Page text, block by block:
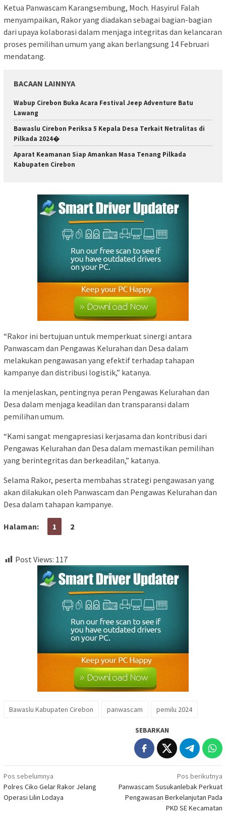
Ketua Panwascam Karangsembung, Moch. Hasyirul Falah
menyampaikan, Rakor yang diadakan sebagai bagian-bagian
dari upaya kolaborasi dalam menjaga integritas dan kelancaran
proses pemilihan umum yang akan berlangsung 14 Februari
mendatang.
BACAAN LAINNYA
Wabup Cirebon Buka Acara Festival Jeep Adventure Batu
Lawang
Bawaslu Cirebon Periksa 5 Kepala Desa Terkait Netralitas di
Pilkada 2024�
Aparat Keamanan Siap Amankan Masa Tenang Pilkada
Kabupaten Cirebon
“Rakor ini bertujuan untuk memperkuat sinergi antara
Panwascam dan Pengawas Kelurahan dan Desa dalam
melakukan pengawasan yang efektif terhadap tahapan
kampanye dan distribusi logistik,” katanya.
Ia menjelaskan, pentingnya peran Pengawas Kelurahan dan
Desa dalam menjaga keadilan dan transparansi dalam
pemilihan umum.
“Kami sangat mengapresiasi kerjasama dan kontribusi dari
Pengawas Kelurahan dan Desa dalam memastikan pemilihan
yang berintegritas dan berkeadilan,” katanya.
Selama Rakor, peserta membahas strategi pengawasan yang
akan dilakukan oleh Panwascam dan Pengawas Kelurahan dan
Desa dalam tahapan kampanye.
Halaman: 1 2
Post Views: 117
Bawaslu Kabupaten Cirebon panwascam pemilu 2024
SEBARKAN
Navigasi
pos
Pos sebelumnya
Polres Ciko Gelar Rakor Jelang
Operasi Lilin Lodaya
Pos berikutnya
Panwascam Susukanlebak Perkuat
Pengawasan Berkelanjutan Pada
PKD SE Kecamatan